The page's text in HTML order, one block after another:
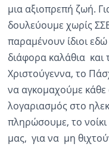
μια αξιοπρεπή ζωή.
δουλεύουμε χωρίς
παραμένουν ίδιοι
διάφορα καλάθια
Χριστούγεννα, το
να αγκομαχούμε
λογαριασμός στο
πληρώσουμε, το
μας, για να μη